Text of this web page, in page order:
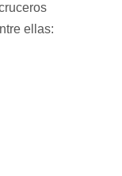
ellas: